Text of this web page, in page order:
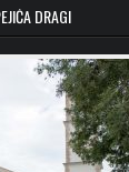
DRAGI